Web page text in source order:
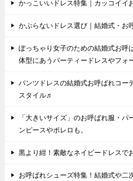
かっこいいドレス特集｜カッコイイ
かぶらないドレス選び｜結婚式・お
ぽっちゃり女子のための結婚式お呼
体型にあうパーティードレスやフォ
パンツドレスの結婚式お呼ばれコー
スタイル♬
「大きいサイズ」のお呼ばれ服・パ
ンピースやボレロも。
黒より紺！素敵なネイビードレスで
お呼ばれシューズ特集！結婚式や二